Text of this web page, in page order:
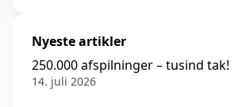
Nyeste artikler
250.000 afspilninger – tusind tak!
14. juli 2026